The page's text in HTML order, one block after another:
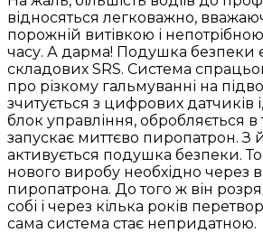
відносяться легковажно,
порожній витівкою і
часу. А дарма! Подушка безпеки є
складових SRS. Система
про різкому гальмуванні на
зчитується з цифрових датчиків
блок управління, обробляється в
запускає миттєво пиропатрон. З
активується подушка безпеки.
нового виробу необхідно через
пиропатрона. До того ж він
собі і через кілька років
сама система стає непридатною.